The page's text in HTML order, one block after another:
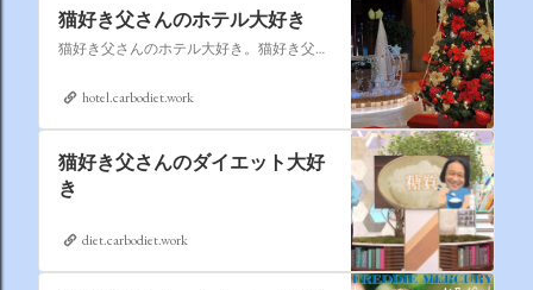
猫好き父さんのホテル大好き
猫好き父さんのホテル大好き。猫好き父さんが宿泊したホテルの情報を徒然なるままに書いていきます。
hotel.carbodiet.work
猫好き父さんのダイエット大好
き
diet.carbodiet.work